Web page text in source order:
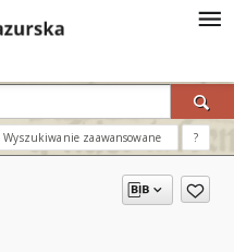
Wyszukiwanie zaawansowane ?